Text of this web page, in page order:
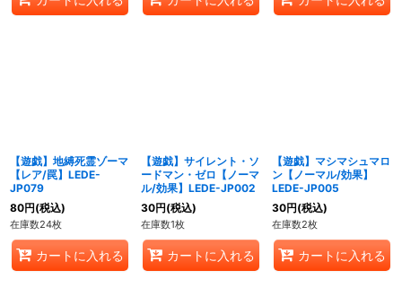
【遊戯】地縛死霊ゾーマ
【レア/罠】LEDE-
JP079
80円(税込)
在庫数24枚
カートに入れる
【遊戯】サイレント・ソ
ードマン・ゼロ【ノーマ
ル/効果】LEDE-JP002
30円(税込)
在庫数1枚
カートに入れる
【遊戯】マシマシュマロ
ン【ノーマル/効果】
LEDE-JP005
30円(税込)
在庫数2枚
カートに入れる